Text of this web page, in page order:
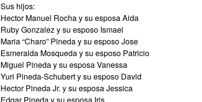
Sus hijos:
Hector Manuel Rocha y su esposa Aida
Ruby Gonzalez y su esposo Ismael
Maria “Charo” Pineda y su esposo Jose
Esmeralda Mosqueda y su esposo Patricio
Miguel Pineda y su esposa Vanessa
Yuri Pineda-Schubert y su esposo David
Hector Pineda Jr. y su esposa Jessica